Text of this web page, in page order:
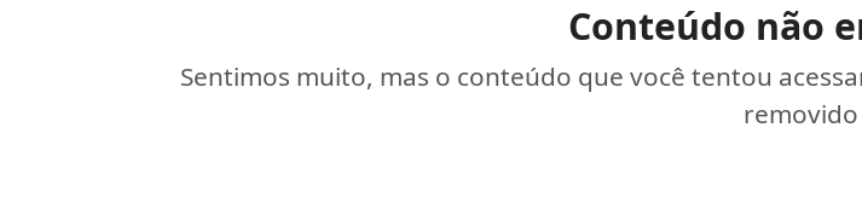
Conteúdo não
Sentimos muito, mas o conteúdo que você tentou